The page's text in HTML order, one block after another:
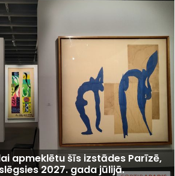
apmeklētu šīs izstādes Parīzē,
2027. gada jūlijā.